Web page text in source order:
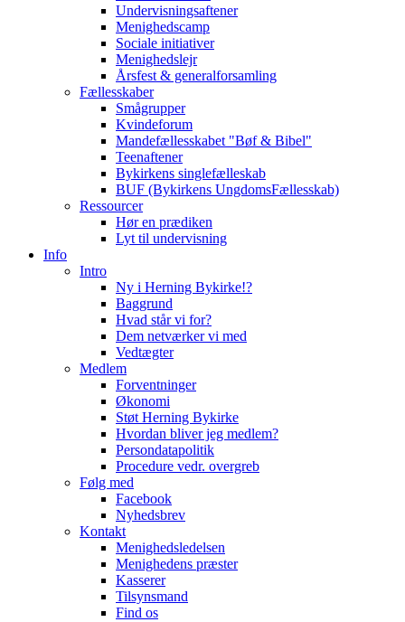
Undervisningsaftener
Menighedscamp
Sociale initiativer
Menighedslejr
Årsfest & generalforsamling
Fællesskaber
Smågrupper
Kvindeforum
Mandefællesskabet "Bøf & Bibel"
Teenaftener
Bykirkens singlefælleskab
BUF (Bykirkens UngdomsFællesskab)
Ressourcer
Hør en prædiken
Lyt til undervisning
Info
Intro
Ny i Herning Bykirke!?
Baggrund
Hvad står vi for?
Dem netværker vi med
Vedtægter
Medlem
Forventninger
Økonomi
Støt Herning Bykirke
Hvordan bliver jeg medlem?
Persondatapolitik
Procedure vedr. overgreb
Følg med
Facebook
Nyhedsbrev
Kontakt
Menighedsledelsen
Menighedens præster
Kasserer
Tilsynsmand
Find os